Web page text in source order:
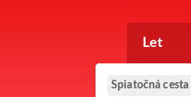
Let
Spiatočná cesta